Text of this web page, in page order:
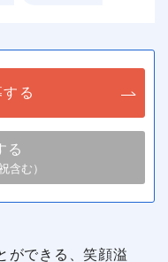
る
る
含む）
ができる、笑顔溢